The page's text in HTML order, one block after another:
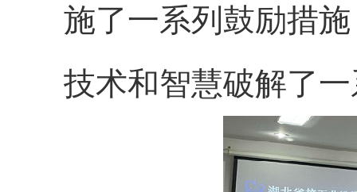
施了一系列鼓励措
技术和智慧破解了